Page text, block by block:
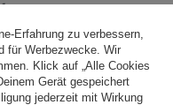
Erfahrung zu verbessern,
für Werbezwecke. Wir
Klick auf „Alle Cookies
Gerät gespeichert
jederzeit mit Wirkung